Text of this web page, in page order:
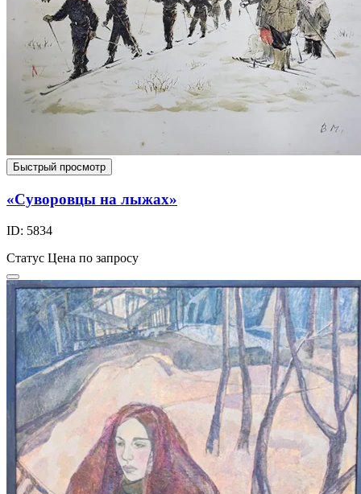
Быстрый просмотр
«Суворовцы на лыжах»
ID: 5834
Статус Цена по запросу